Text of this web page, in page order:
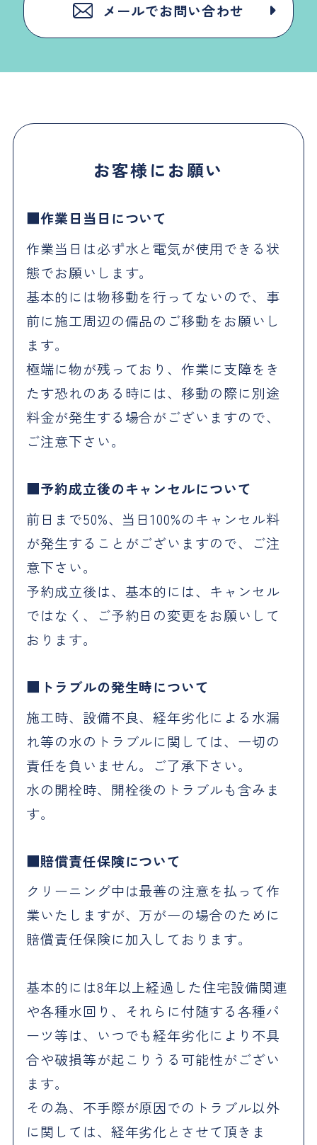
メールでお問い合わせ
お客様にお願い
作業日当日について
作業当日は必ず水と電気が使用できる状
態でお願いします。
基本的には物移動を行ってないので、事
前に施工周辺の備品のご移動をお願いし
ます。
極端に物が残っており、作業に支障をき
たす恐れのある時には、移動の際に別途
料金が発生する場合がございますので、
ご注意下さい。
予約成立後のキャンセルについて
前日まで50%、当日100%のキャンセル料
が発生することがございますので、ご注
意下さい。
予約成立後は、基本的には、キャンセル
ではなく、ご予約日の変更をお願いして
おります。
トラブルの発生時について
施工時、設備不良、経年劣化による水漏
れ等の水のトラブルに関しては、一切の
責任を負いません。ご了承下さい。
水の開栓時、開栓後のトラブルも含みま
す。
賠償責任保険について
クリーニング中は最善の注意を払って作
業いたしますが、万が一の場合のために
賠償責任保険に加入しております。
基本的には8年以上経過した住宅設備関連
や各種水回り、それらに付随する各種パ
ーツ等は、いつでも経年劣化により不具
合や破損等が起こりうる可能性がござい
ます。
その為、不手際が原因でのトラブル以外
に関しては、経年劣化とさせて頂きま